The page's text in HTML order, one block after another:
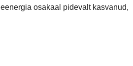
osakaal pidevalt kasvanud,